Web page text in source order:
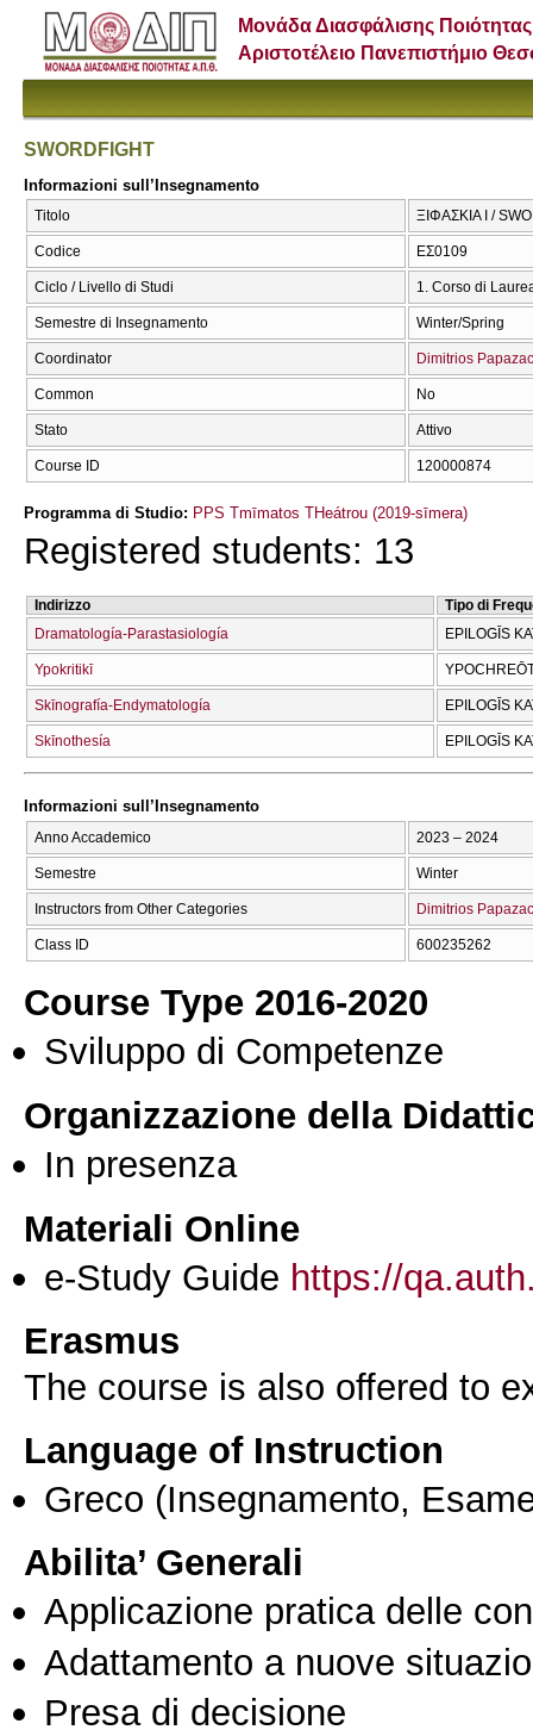
Μονάδα Διασφάλισης Ποιότητας
Αριστοτέλειο Πανεπιστήμιο
SWORDFIGHT
Informazioni sull’Insegnamento
Titolo ΞΙΦΑΣΚΙΑ I /
Codice ΕΣ0109
Ciclo / Livello di Studi 1. Corso di
Semestre di Insegnamento Winter/Spring
Coordinator Dimitrios
Common No
Stato Attivo
Course ID 120000874
Programma di Studio: PPS Tmīmatos THeátrou (2019-sīmera)
Registered students: 13
Indirizzo
Tipo di
Dramatología-Parastasiología
EPILOGĪS
Ypokritikī
Skīnografía-Endymatología EPILOGĪS
Skīnothesía EPILOGĪS
Informazioni sull’Insegnamento
Anno Accademico 2023 – 2024
Semestre Winter
Instructors from Other Categories Dimitrios
Class ID 600235262
Course Type 2016-2020
Sviluppo di Competenze
Organizzazione della
In presenza
Materiali Online
e-Study Guide https://
Erasmus
The course is also offered to
Language of Instruction
Greco (Insegnamento,
Abilita’ Generali
Applicazione pratica delle
Adattamento a nuove
Presa di decisione